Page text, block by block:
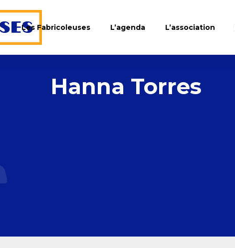
Les Fabricoleuses L’agenda L’association
Hanna Torres